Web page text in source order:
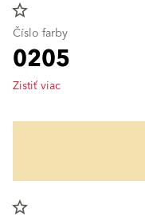
star_border
Číslo farby
0205
Zistiť viac
star_border